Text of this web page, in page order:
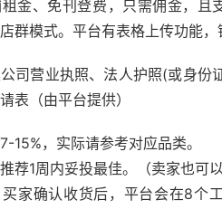
金、免刊登费，只需佣金，
群模式。平台有表格上传功能
司营业执照、法人护照(或身
表（由平台提供）
7-15%，实际请参考对应品类。
推荐1周内妥投最佳。（卖家也可
买家确认收货后，平台会在8个